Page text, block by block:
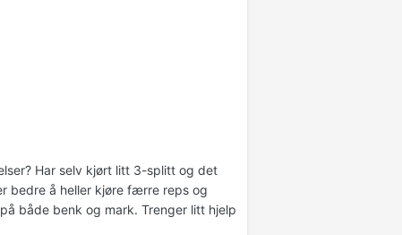
Har selv kjørt litt 3-splitt og det
bedre å heller kjøre færre reps og
både benk og mark. Trenger litt hjelp